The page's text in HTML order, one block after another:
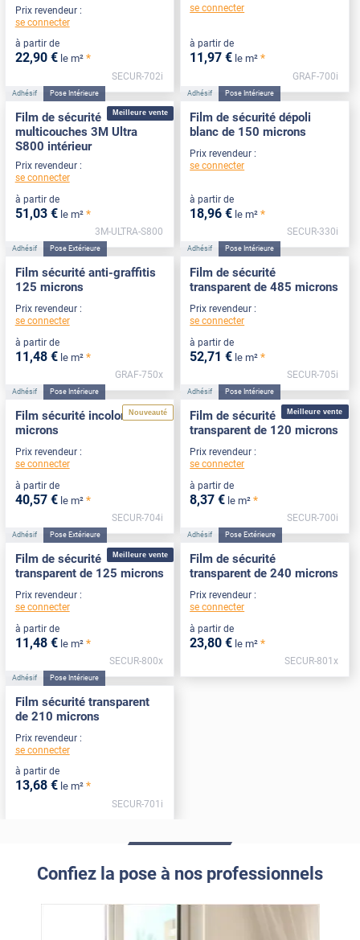
Prix revendeur :
se connecter
à partir de
22,90 € le m² *
SECUR-702i
se connecter
à partir de
11 ,97 € le m² *
GRAF-700i
Meilleure vente
Adhésif Pose Intérieure
Film de sécurité
multicouches 3M Ultra
S800 intérieur
Prix revendeur :
se connecter
à partir de
51,03 € le m² *
3M-ULTRA-S800
Adhésif Pose Intérieure
Film de sécurité dépoli
blanc de 150 microns
Prix revendeur :
se connecter
à partir de
18,96 € le m² *
SECUR-330i
Adhésif Pose Extérieure
Film sécurité anti-graffitis
125 microns
Prix revendeur :
se connecter
à partir de
11,48 € le m² *
GRAF-750x
Adhésif Pose Intérieure
Film de sécurité
transparent de 485 microns
Prix revendeur :
se connecter
à partir de
52,71 € le m² *
SECUR-705i
Nouveauté
Adhésif Pose Intérieure
Film sécurité incolore 375
microns
Prix revendeur :
se connecter
à partir de
40,57 € le m² *
SECUR-704i
Meilleure vente
Adhésif Pose Intérieure
Film de sécurité
transparent de 120 microns
Prix revendeur :
se connecter
à partir de
8,37 € le m² *
SECUR-700i
Meilleure vente
Adhésif Pose Extérieure
Film de sécurité
transparent de 125 microns
Prix revendeur :
se connecter
à partir de
11,48 € le m² *
SECUR-800x
Adhésif Pose Extérieure
Film de sécurité
transparent de 240 microns
Prix revendeur :
se connecter
à partir de
23,80 € le m² *
SECUR-801x
Adhésif Pose Intérieure
Film sécurité transparent
de 210 microns
Prix revendeur :
se connecter
à partir de
13,68 € le m² *
SECUR-701i
Confiez la pose à nos professionnels